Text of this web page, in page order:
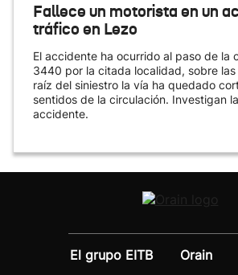
Fallece un motorista en un
tráfico en Lezo
El accidente ha ocurrido al paso de la
3440 por la citada localidad, sobre
raíz del siniestro la vía ha quedado
sentidos de la circulación. Investigan
accidente.
El grupo EITB
Orain